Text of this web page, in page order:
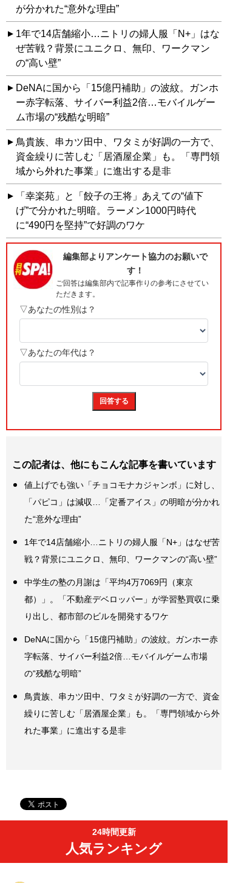
が分かれた“意外な理由”
1年で14店舗縮小…ニトリの婦人服「N+」はな
ぜ苦戦？背景にユニクロ、無印、ワークマン
の“高い壁”
DeNAに国から「15億円補助」の波紋。ガンホ
ー赤字転落、サイバー利益2倍…モバイルゲー
ム市場の“残酷な明暗”
鳥貴族、串カツ田中、ワタミが好調の一方で、
資金繰りに苦しむ「居酒屋企業」も。「専門領
域から外れた事業」に進出する是非
「幸楽苑」と「餃子の王将」あえての“値下
げ”で分かれた明暗。ラーメン1000円時代
に“490円を堅持”で好調のワケ
この記者は、他にもこんな記事を書いています
値上げでも強い「チョコモナカジャンボ」に対し、
「パピコ」は減収…「定番アイス」の明暗が分かれ
た“意外な理由”
1年で14店舗縮小…ニトリの婦人服「N+」はなぜ苦
戦？背景にユニクロ、無印、ワークマンの“高い壁”
中学生の塾の月謝は「平均4万7069円（東京
都）」。「不動産デベロッパー」が学習塾買収に乗
り出し、都市部のビルを開発するワケ
DeNAに国から「15億円補助」の波紋。ガンホー赤
字転落、サイバー利益2倍…モバイルゲーム市場
の“残酷な明暗”
鳥貴族、串カツ田中、ワタミが好調の一方で、資金
繰りに苦しむ「居酒屋企業」も。「専門領域から外
れた事業」に進出する是非
24時間更新
人気ランキング